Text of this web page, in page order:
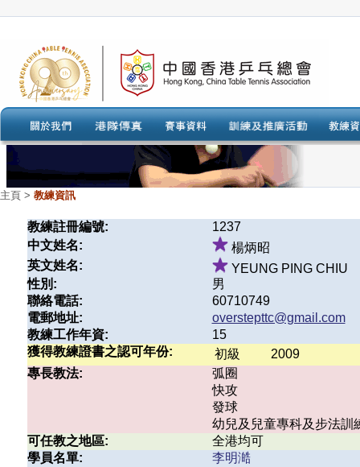
主頁 > 教練資訊
教練註冊編號:
1237
中文姓名:
楊炳昭
英文姓名:
YEUNG PING CHIU
性別:
男
聯絡電話:
60710749
電郵地址:
overstepttc@gmail.com
教練工作年資:
15
獲得教練證書之認可年份:
初級
2009
專長教法:
弧圈
快攻
發球
幼兒及兒童專科及步法訓
可任教之地區:
全港均可
學員名單:
李明澔